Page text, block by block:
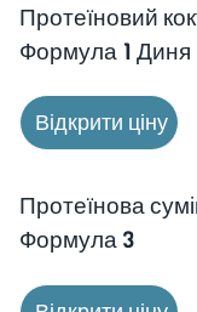
Протеїновий
Формула 1 Диня
Відкрити ціну
Протеїнова
Формула 3